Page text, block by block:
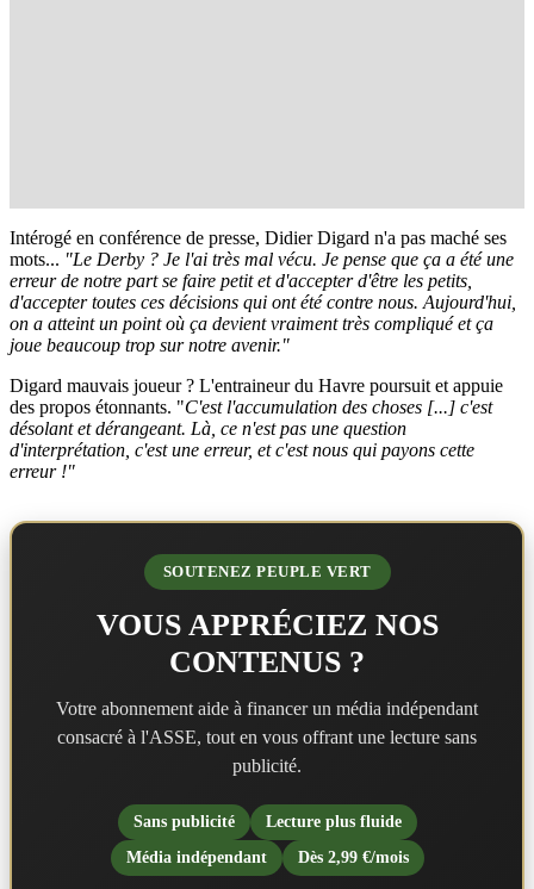
Intérogé en conférence de presse, Didier Digard n'a pas maché ses
mots... "Le Derby ? Je l'ai très mal vécu. Je pense que ça a été une
erreur de notre part se faire petit et d'accepter d'être les petits,
d'accepter toutes ces décisions qui ont été contre nous. Aujourd'hui,
on a atteint un point où ça devient vraiment très compliqué et ça
joue beaucoup trop sur notre avenir."
Digard mauvais joueur ? L'entraineur du Havre poursuit et appuie
des propos étonnants. "C'est l'accumulation des choses [...] c'est
désolant et dérangeant. Là, ce n'est pas une question
d'interprétation, c'est une erreur, et c'est nous qui payons cette
erreur !"
SOUTENEZ PEUPLE VERT
VOUS APPRÉCIEZ NOS
CONTENUS ?
Votre abonnement aide à financer un média indépendant
consacré à l'ASSE, tout en vous offrant une lecture sans
publicité.
Sans publicité
Lecture plus fluide
Média indépendant
Dès 2,99 €/mois